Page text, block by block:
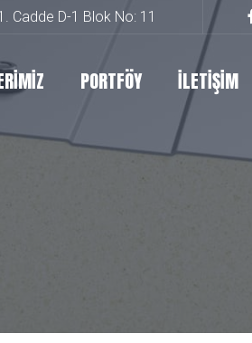
Cadde D-1 Blok No: 11
PORTFÖY İLETİŞİM